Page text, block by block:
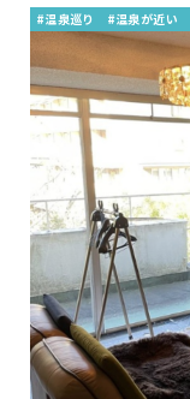
#温泉巡り #温泉が近い